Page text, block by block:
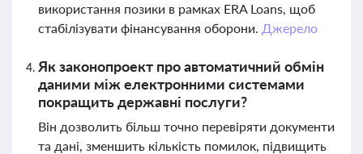
використання позики в рамках ERA Loans, щоб
стабілізувати фінансування оборони. Джерело
Як законопроект про автоматичний обмін
даними між електронними системами
покращить державні послуги?
Він дозволить більш точно перевіряти документи
та дані, зменшить кількість помилок, підвищить